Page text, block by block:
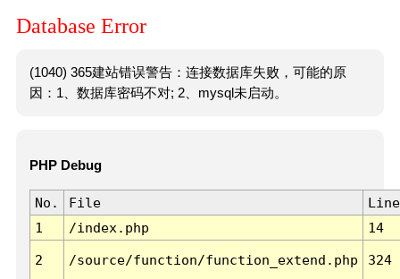
Database Error
(1040) 365建站错误警告：连接数据库失败，可能的原
因：1、数据库密码不对; 2、mysql未启动。
PHP Debug
No. File
Line
1
/index.php 14
2 /source/function/function_extend.php 324